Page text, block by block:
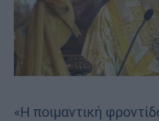
«Η ποιμαντική